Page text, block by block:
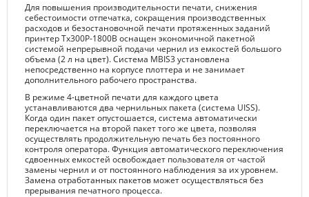
Для повышения производительности печати, снижения
себестоимости отпечатка, сокращения производственных
расходов и безостановочной печати протяженных заданий
принтер Tх300P-1800В оснащен экономичной пакетной
системой непрерывной подачи чернил из емкостей большого
объема (2 л на цвет). Система MBIS3 установлена
непосредственно на корпусе плоттера и не занимает
дополнительного рабочего пространства.
В режиме 4-цветной печати для каждого цвета
устанавливаются два чернильных пакета (система UISS).
Когда один пакет опустошается, система автоматически
переключается на второй пакет того же цвета, позволяя
осуществлять продолжительную печать без постоянного
контроля оператора. Функция автоматического переключения
сдвоенных емкостей освобождает пользователя от частой
замены чернил и от постоянного наблюдения за их уровнем.
Замена отработанных пакетов может осуществляться без
прерывания печатного процесса.